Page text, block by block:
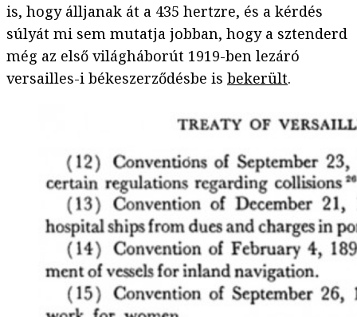
is, hogy álljanak át a 435 hertzre, és a kérdés
súlyát mi sem mutatja jobban, hogy a sztenderd
még az első világháborút 1919-ben lezáró
versailles-i békeszerződésbe is bekerült.